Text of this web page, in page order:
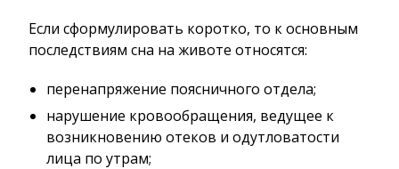
Если сформулировать коротко, то к основным
последствиям сна на животе относятся:
перенапряжение поясничного отдела;
нарушение кровообращения, ведущее к
возникновению отеков и одутловатости
лица по утрам;